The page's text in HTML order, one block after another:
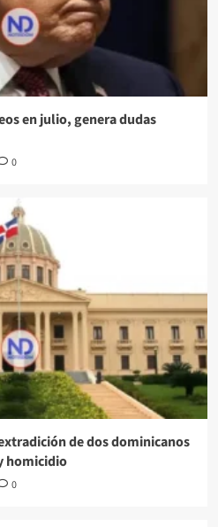
en julio, genera dudas
0
de dos dominicanos
homicidio
0